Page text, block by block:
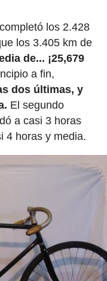
los 2.428
los 3.405 km de
de... ¡25,679
a fin,
dos últimas, y
El segundo
a casi 3 horas
4 horas y media.